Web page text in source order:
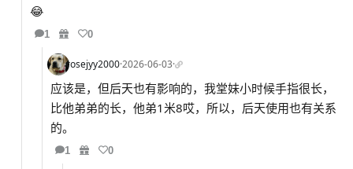
😂
1 0
rosejyy2000·2026-06-03·
应该是，但后天也有影响的，我堂妹小时候手指很长，
比他弟弟的长，他弟1米8哎，所以，后天使用也有关系
的。
1 0